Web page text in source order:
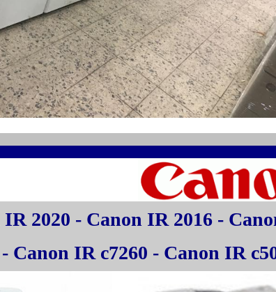
2020 - Canon IR 2016 -
Canon IR c7260 - Canon IR